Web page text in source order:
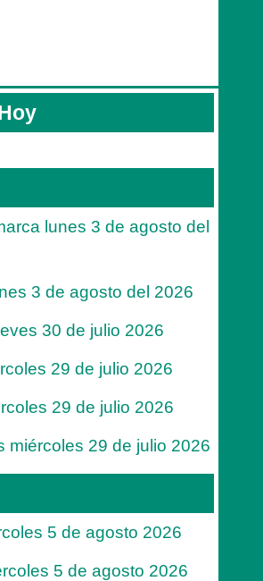
lunes 3 de agosto del
3 de agosto del 2026
30 de julio 2026
29 de julio 2026
29 de julio 2026
miércoles 29 de julio 2026
5 de agosto 2026
5 de agosto 2026